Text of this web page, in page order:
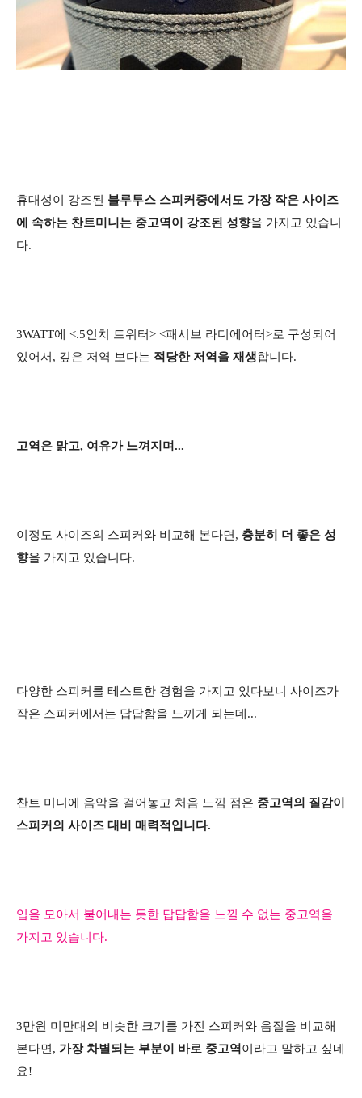
휴대성이 강조된 블루투스 스피커중에서도 가장 작은 사이즈
에 속하는 찬트미니는 중고역이 강조된 성향을 가지고 있습니
다.
3WATT에 <.5인치 트위터> <패시브 라디에어터>로 구성되어
있어서, 깊은 저역 보다는 적당한 저역을 재생합니다.
고역은 맑고, 여유가 느껴지며...
이정도 사이즈의 스피커와 비교해 본다면, 충분히 더 좋은 성
향을 가지고 있습니다.
다양한 스피커를 테스트한 경험을 가지고 있다보니 사이즈가
작은 스피커에서는 답답함을 느끼게 되는데...
찬트 미니에 음악을 걸어놓고 처음 느낌 점은 중고역의 질감이
스피커의 사이즈 대비 매력적입니다.
입을 모아서 불어내는 듯한 답답함을 느낄 수 없는 중고역을
가지고 있습니다.​
3만원 미만대의 비슷한 크기를 가진 스피커와 음질을 비교해
본다면, 가장 차별되는 부분이 바로 중고역이라고 말하고 싶네
요!